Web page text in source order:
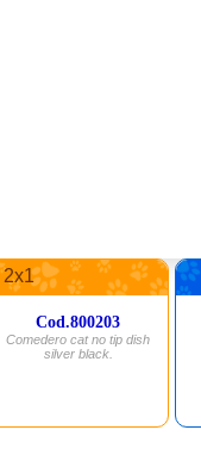
2x1
Cod.800203
Comedero cat no tip dish
silver black.